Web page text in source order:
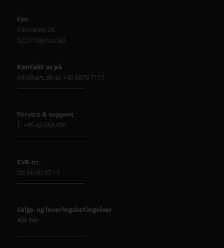
Fyn
Cikorievej 28
5220 Odense SØ
Kontakt os på
info@avc.dk el. +45 8870 7171
----------------------------------
Service & support
T: +45 43 666 000
----------------------------------
CVR-nr.
DK 66 60 97 15
----------------------------------
Salgs- og leveringsbetingelser
Klik her
----------------------------------